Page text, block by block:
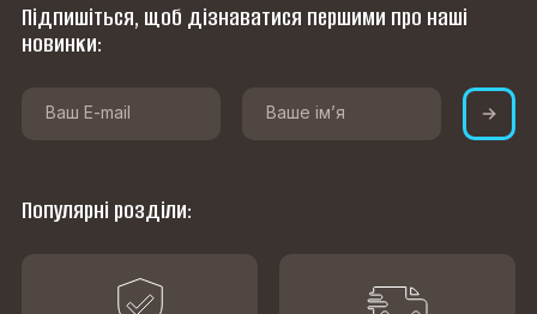
Підпишіться, щоб дізнаватися першими про наші
новинки:
Популярні розділи: